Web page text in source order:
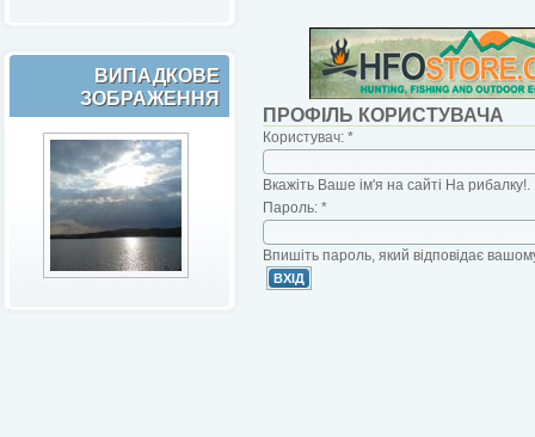
ВИПАДКОВЕ
ЗОБРАЖЕННЯ
ПРОФІЛЬ КОРИСТУВАЧА
Користувач: *
Вкажіть Ваше ім'я на сайті На рибалку!.
Пароль: *
Впишіть пароль, який відповідає